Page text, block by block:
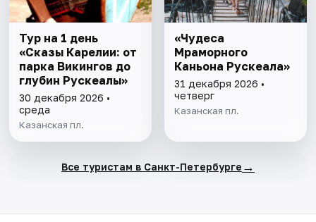
Тур на 1 день
«Сказы Карелии: от
парка Викингов до
глубин Рускеалы»
30 декабря 2026 •
среда
Казанская пл.
«Чудеса
Мраморного
Каньона Рускеала»
31 декабря 2026 •
четверг
Казанская пл.
Все туристам в Санкт-Петербурге →